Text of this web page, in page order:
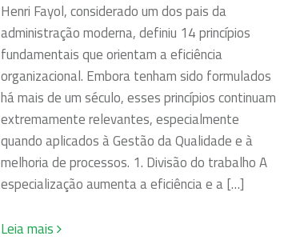
Henri Fayol, considerado um dos pais da
administração moderna, definiu 14 princípios
fundamentais que orientam a eficiência
organizacional. Embora tenham sido formulados
há mais de um século, esses princípios continuam
extremamente relevantes, especialmente
quando aplicados à Gestão da Qualidade e à
melhoria de processos. 1. Divisão do trabalho A
especialização aumenta a eficiência e a […]
Leia mais